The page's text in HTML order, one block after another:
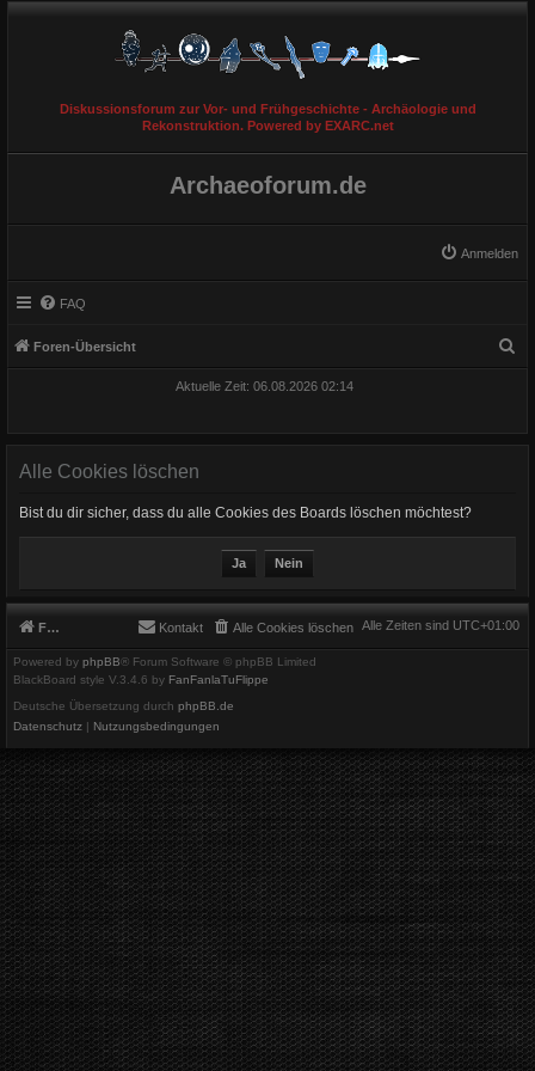
Diskussionsforum zur Vor- und Frühgeschichte - Archäologie und
Rekonstruktion. Powered by EXARC.net
Archaeoforum.de
Anmelden
FAQ
Foren-Übersicht
Aktuelle Zeit: 06.08.2026 02:14
Alle Cookies löschen
Bist du dir sicher, dass du alle Cookies des Boards löschen möchtest?
Foren-Übersicht Alle Zeiten sind UTC+01:00
Alle Cookies löschen
Kontakt
Powered by phpBB® Forum Software © phpBB Limited
BlackBoard style V.3.4.6 by FanFanlaTuFlippe
Deutsche Übersetzung durch phpBB.de
Datenschutz | Nutzungsbedingungen